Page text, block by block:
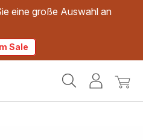
eine große Auswahl an
Sale
Mein
Mein